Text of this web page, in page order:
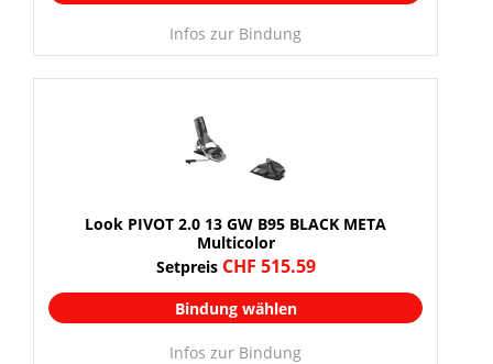
Infos zur Bindung
Look PIVOT 2.0 13 GW B95 BLACK META
Multicolor
Setpreis CHF 515.59
Bindung wählen
Infos zur Bindung